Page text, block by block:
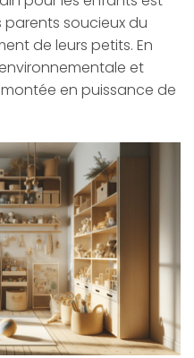
soucieux du
de leurs petits. En
et
en puissance de